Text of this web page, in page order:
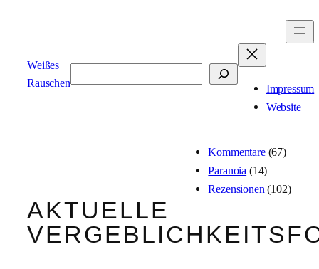
Weißes
Rauschen
Impressum
Website
Kommentare(67)
Paranoia (14)
Rezensionen (102)
AKTUELLE